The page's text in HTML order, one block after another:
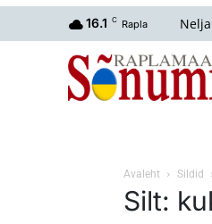
16.1 C Rapla
Avaleht Sildid
Silt: